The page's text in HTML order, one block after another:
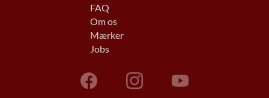
FAQ
Om os
Mærker
Jobs